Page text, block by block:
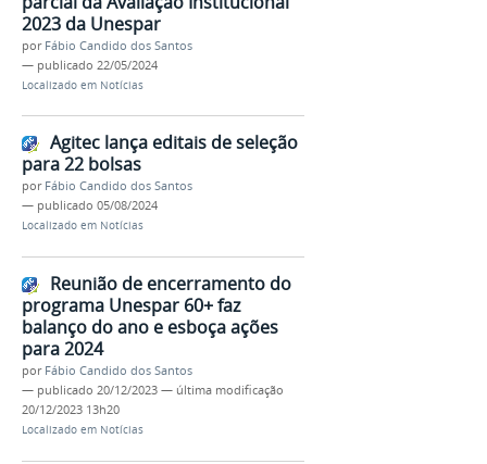
2023 da Unespar
por Fábio Candido dos Santos
— publicado 22/05/2024
Localizado em Notícias
Agitec lança editais de seleção
para 22 bolsas
por Fábio Candido dos Santos
— publicado 05/08/2024
Localizado em Notícias
Reunião de encerramento do
programa Unespar 60+ faz
balanço do ano e esboça ações
para 2024
por Fábio Candido dos Santos
— publicado 20/12/2023 — última modificação
20/12/2023 13h20
Localizado em Notícias